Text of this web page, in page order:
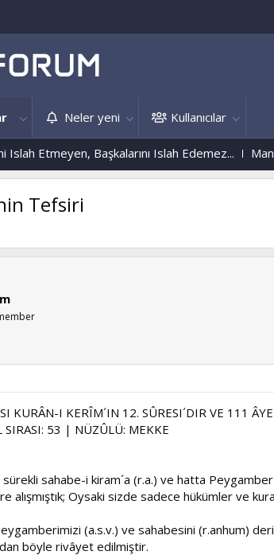
Neler yeni Kullanıcılar
Başkalarını Islah Edemez... Mantar
Tefsiri
KURÂN-I KERÎM´IN 12. SÛRESI´DIR VE 111
53 | NÜZÛLÜ: MEKKE
sürekli sahabe-i kiram´a (r.a.) ve hatta
alışmıştık; Oysaki sizde sadece hükümler ve
(a.s.v.) ve sahabesini (r.anhum)
böyle rivâyet edilmiştir.